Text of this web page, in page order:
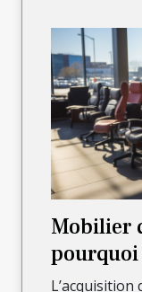
Mobilier
pourquoi